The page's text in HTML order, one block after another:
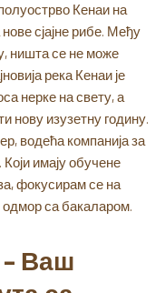
Кенаи на
сјајне рибе. Међу
ништа се не може
река Кенаи је
нерке на свету, а
нову изузетну годину.
водећа компанија за
имају обучене
фокусирам се на
одмор са бакаларом.
– Ваш